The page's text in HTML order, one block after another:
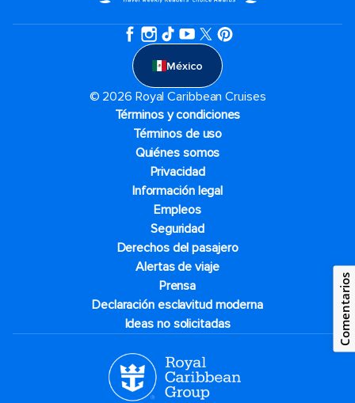
México
© 2026 Royal Caribbean Cruises
Términos y condiciones
Términos de uso
Quiénes somos
Privacidad
Información legal
Empleos
Seguridad
Derechos del pasajero
Alertas de viaje
Prensa
Declaración esclavitud moderna
Ideas no solicitadas
Comentarios